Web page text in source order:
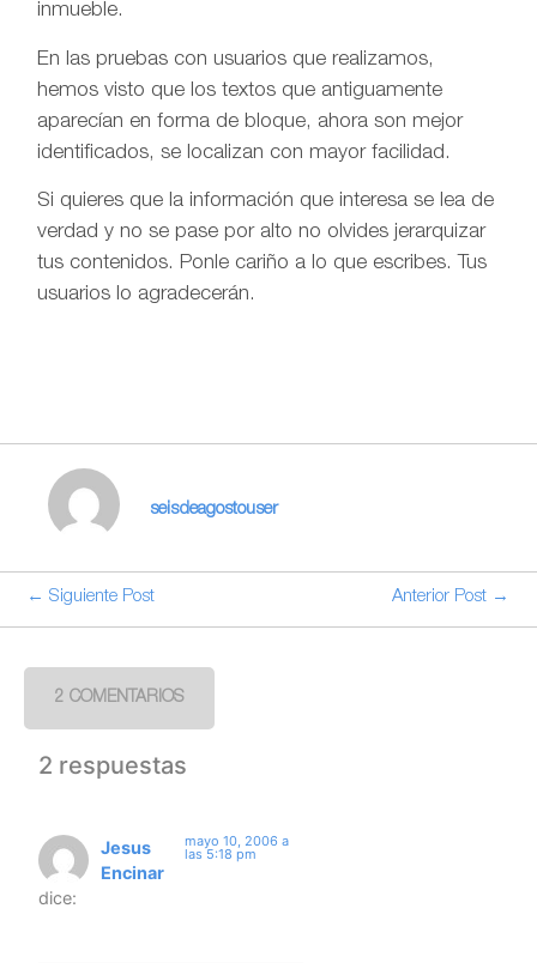
inmueble.
En las pruebas con usuarios que realizamos,
hemos visto que los textos que antiguamente
aparecían en forma de bloque, ahora son mejor
identificados, se localizan con mayor facilidad.
Si quieres que la información que interesa se lea de
verdad y no se pase por alto no olvides jerarquizar
tus contenidos. Ponle cariño a lo que escribes. Tus
usuarios lo agradecerán.
seisdeagostouser
← Siguiente Post Anterior Post →
2 COMENTARIOS
2 respuestas
Jesus
Encinar
dice:
mayo 10, 2006 a
las 5:18 pm